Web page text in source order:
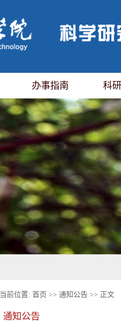
办事指南 科
当前位置: 首页 >> 通知公告 >> 正文
通知公告